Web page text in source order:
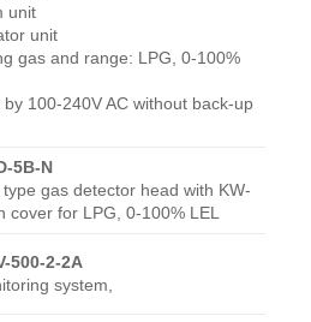
unit
unit
gas and range: LPG, 0-100%
by 100-240V AC without back-up
5B-N
type gas detector head with KW-
cover for LPG, 0-100% LEL
500-2-2A
system,